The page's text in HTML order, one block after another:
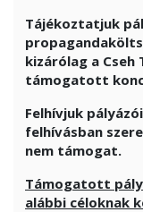
Tájékoztatjuk
kizárólag a Cseh
támogatott
Felhívjuk
felhívásban
nem támogat.
Támogatott
alábbi céloknak